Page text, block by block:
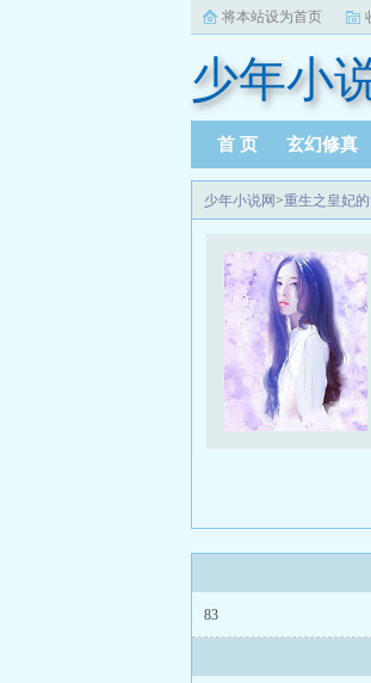
将本站设为首页
少年小
首 页 玄幻修真
少年小说网>重生之皇妃
83